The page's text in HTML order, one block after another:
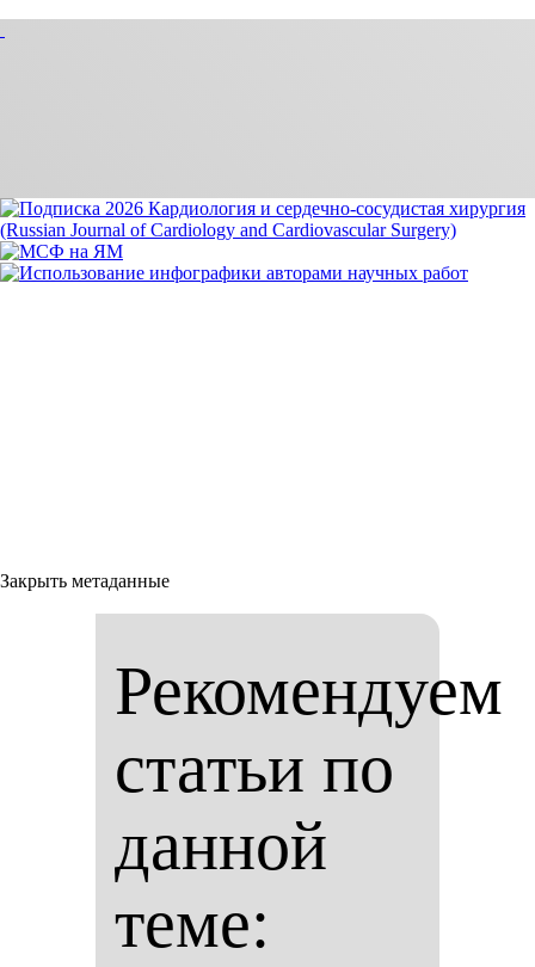
Закрыть метаданные
Рекомендуем
статьи по
данной
теме: